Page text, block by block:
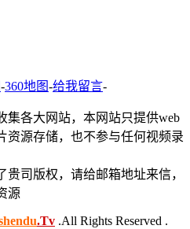
-360地图-给我留言-
集各大网站，本网站只提供web
资源存储，也不参与任何视频录
司版权，请给邮箱地址来信，
源
.Tv .All Rights Reserved .